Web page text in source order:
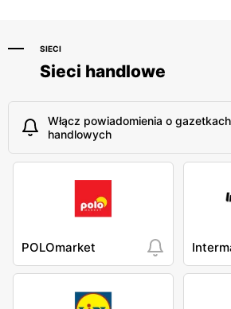
SIECI
Sieci handlowe
Włącz powiadomienia o
handlowych
POLOmarket